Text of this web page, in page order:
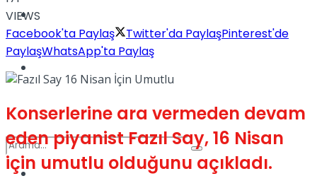
Sinema
Podcast
VIEWS
Facebook'ta Paylaş
Twitter'da PaylaşPinterest'de
PaylaşWhatsApp'ta Paylaş
Konserlerine ara vermeden devam
eden piyanist Fazıl Say, 16 Nisan
için umutlu olduğunu açıkladı.